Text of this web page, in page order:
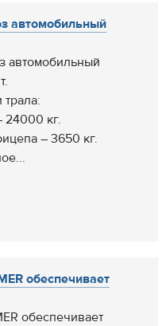
автомобильный
автомобильный
трала:
24000 кг.
– 3650 кг.
обеспечивает
обеспечивает